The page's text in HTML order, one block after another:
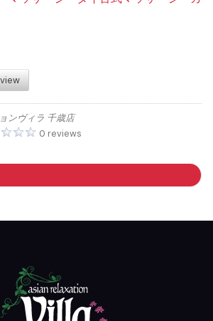
ンヴィラ 千歳店
0 reviews